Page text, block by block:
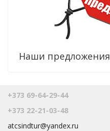
Наши предложения
+373 69-64-29-44
+373 22-21-03-48
atcsindtur@yandex.ru